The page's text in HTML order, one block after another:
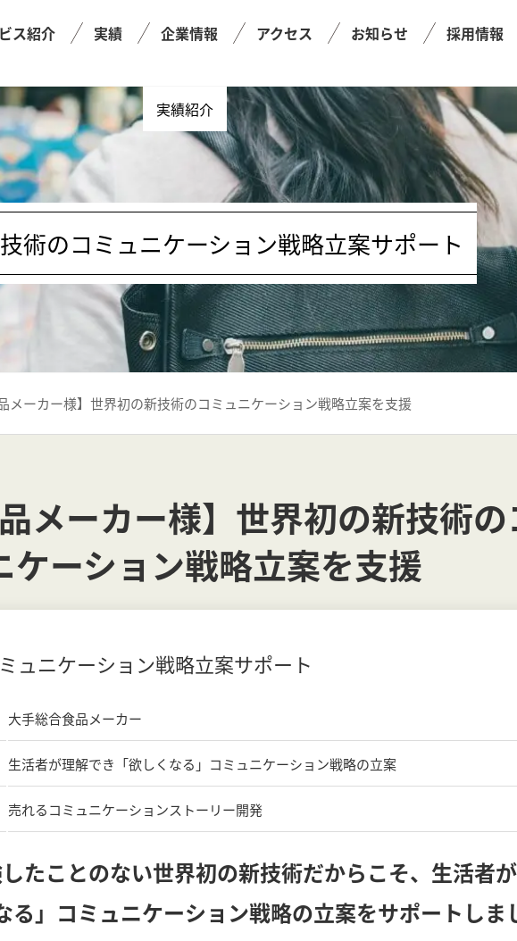
ス紹介 実績 企業情報 アクセス お知らせ 採用情報
実績紹介
術のコミュニケーション戦略立案サポート
メーカー様】世界初の新技術のコミュニケーション戦略立案を支援
メーカー様】世界初の新技術の
ケーション戦略立案を支援
ュニケーション戦略立案サポート
大手総合食品メーカー
生活者が理解でき「欲しくなる」コミュニケーション戦略の立案
売れるコミュニケーションストーリー開発
たことのない世界初の新技術だからこそ、生活者
る」コミュニケーション戦略の立案をサポートしま